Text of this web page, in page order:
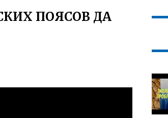
ПОЯСОВ ДА